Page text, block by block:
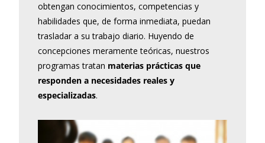
obtengan conocimientos, competencias y
habilidades que, de forma inmediata, puedan
trasladar a su trabajo diario. Huyendo de
concepciones meramente teóricas, nuestros
programas tratan materias prácticas que
responden a necesidades reales y
especializadas.